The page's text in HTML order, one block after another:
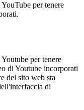
per tenere
per tenere
di Youtube incorporati
del sito web sta
di